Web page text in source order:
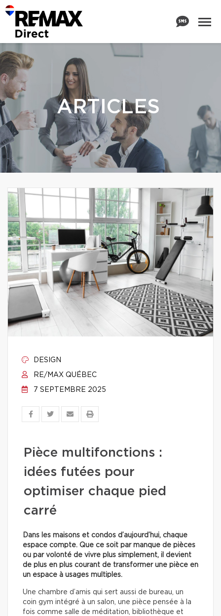
ARTICLES
DESIGN
RE/MAX QUÉBEC
7 SEPTEMBRE 2025
Pièce multifonctions :
idées futées pour
optimiser chaque pied
carré
Dans les maisons et condos d’aujourd’hui, chaque
espace compte. Que ce soit par manque de pièces
ou par volonté de vivre plus simplement, il devient
de plus en plus courant de transformer une pièce en
un espace à usages multiples.
Une chambre d’amis qui sert aussi de bureau, un
coin gym intégré à un salon, une pièce pensée à la
fois comme salle de méditation, bibliothèque et